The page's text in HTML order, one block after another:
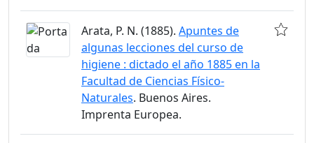
Arata, P. N. (1885). Apuntes de
algunas lecciones del curso de
higiene : dictado el año 1885 en la
Facultad de Ciencias Físico-
Naturales. Buenos Aires.
Imprenta Europea.